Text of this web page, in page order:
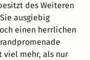
des Weiteren
ausgiebig
einen herrlichen
viel mehr, als nur